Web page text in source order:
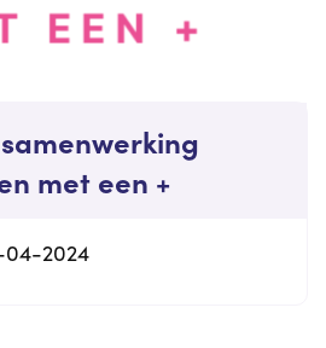
met een +
2024